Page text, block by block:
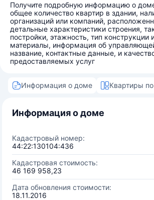
Получите подробную информацию о
общее количество квартир в здании,
организаций или компаний,
детальные характеристики строения,
постройки, этажность, тип конструкции
материалы, информация об
название, контактные данные, и
предоставляемых услуг
Информация о доме Квартиры
Информация о доме
Кадастровый номер:
44:22:130104:436
Кадастровая стоимость:
46 169 958,23
Дата обновления стоимости:
18.11.2016